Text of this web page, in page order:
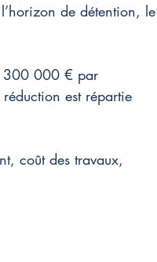
de détention, le
300 000 € par
est répartie
coût des travaux,